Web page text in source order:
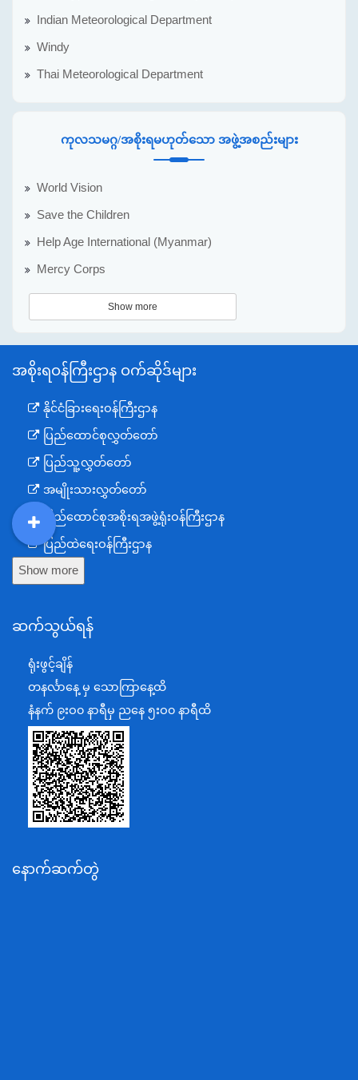
Indian Meteorological Department
Windy
Thai Meteorological Department
ကုလသမဂ္ဂ/အစိုးရမဟုတ်သော အဖွဲ့အစည်းများ
World Vision
Save the Children
Help Age International (Myanmar)
Mercy Corps
Show more
အစိုးရဝန်ကြီးဌာန ဝက်ဆိုဒ်များ
နိုင်ငံခြားရေးဝန်ကြီးဌာန
ပြည်ထောင်စုလွှတ်တော်
ပြည်သူ့လွှတ်တော်
အမျိုးသားလွှတ်တော်
ပြည်ထောင်စုအစိုးရအဖွဲ့ရုံးဝန်ကြီးဌာန
ပြည်ထဲရေးဝန်ကြီးဌာန
ကာကွယ်ရေးဝန်ကြီးဌာန
စီမံကိန်း၊ဘဏ္ဍာရေးနှင့်စက်မှုဝန်ကြီးဌာန
အပြည်ပြည်ဆိုင်ရာပူးပေါင်းဆောင်ရွက်ရေးဝန်ကြီးဌာန
ပြန်ကြားရေးဝန်ကြီးဌာန
သာသနာရေးနှင့် ယဉ်ကျေးမှုဝန်ကြီးဌာန
စိုက်ပျိုးရေး၊မွေးမြူရေးနှင့်ဆည်မြောင်းဝန်ကြီးဌာန
ပို့ဆောင်ရေးနှင့်ဆက်သွယ်ရေးဝန်ကြီးဌာန
သယံဇာတနှင့်ပတ်ဝန်းကျင်ထိန်းသိမ်းရေးဝန်ကြီးဌာန
အလုပ်သမား၊လူဝင်မှုကြီးကြပ်ရေးနှင့်ပြည်သူ့အင်အား
Show more
ဆက်သွယ်ရန်
ရုံးဖွင့်ချိန်
တနင်္လာနေ့ မှ သောကြာနေ့ထိ
နံနက် ၉းဝ၀ နာရီမှ ညနေ ၅းဝ၀ နာရီထိ
နောက်ဆက်တွဲ
DDM